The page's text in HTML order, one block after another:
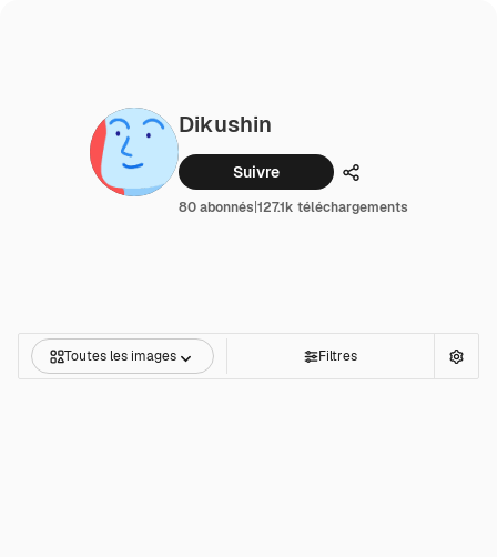
Dikushin
Suivre Partager
80 abonnés|127.1k téléchargements
Toutes les images Filtres